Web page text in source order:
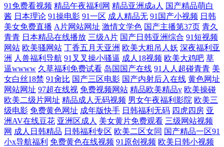
91免费看视频 精品午夜福利网 精品亚洲成a人 国产精品萌白
酱 日本理论 91操电影 91一区 成人精品无 91国产小视频 日韩
美女免费直播 A片网站网址 激情文学色 国产主播第37页 青久
青青 日本精品在线播放 三级A片 国产日韩亚洲综合 91短视频
网站 欧美骚网站 丁香五月天亚洲 欧美大粗吊人妖 深夜福利亚
洲 人兽福利导航 91叉叉操小骚逼 成人18视频 欧美大鸡吧 草
逼wwww 久草福利免费试看 岛国国产在线 91人人超碰青青 美
女白丝18禁 91肏比 国产三区电影 国产内射后入在线 黄色网址
网站网址 97超在线视 免费视频网站 精品欧美精品v 欧美操碰
欧美二级片网址 精品成人无码视频 男女午夜福利影院 欧美三
级电影 免费黄色网址 成年版快手 日韩福利无码 四虎四房 亚
洲AV在线豆花 亚洲区成人 美女黄片免费观看 三级网站视频
网 成人日韩精品 日韩福利专区 欧美二区女同 国产精品一区91
小x导航福利 免费黄色在线视频 91原创视频 欧美日韩小视频